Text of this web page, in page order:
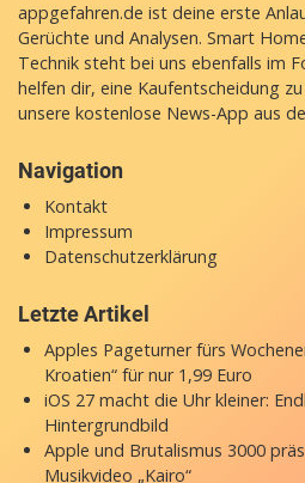
appgefahren.de ist deine erste
Gerüchte und Analysen. Smart
Technik steht bei uns ebenfalls im
helfen dir, eine Kaufentscheidung
unsere kostenlose News-App aus
Navigation
Kontakt
Impressum
Datenschutzerklärung
Letzte Artikel
Apples Pageturner fürs
Kroatien“ für nur 1,99 Euro
iOS 27 macht die Uhr kleiner:
Hintergrundbild
Apple und Brutalismus 3000
Musikvideo „Kairo“